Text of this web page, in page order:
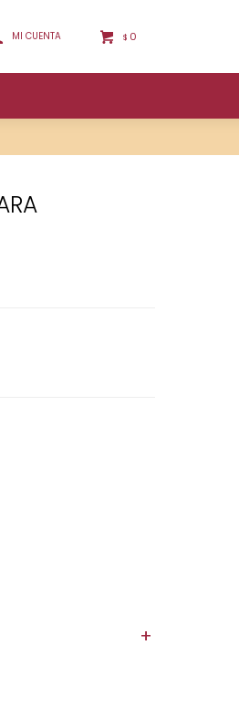
$ 0